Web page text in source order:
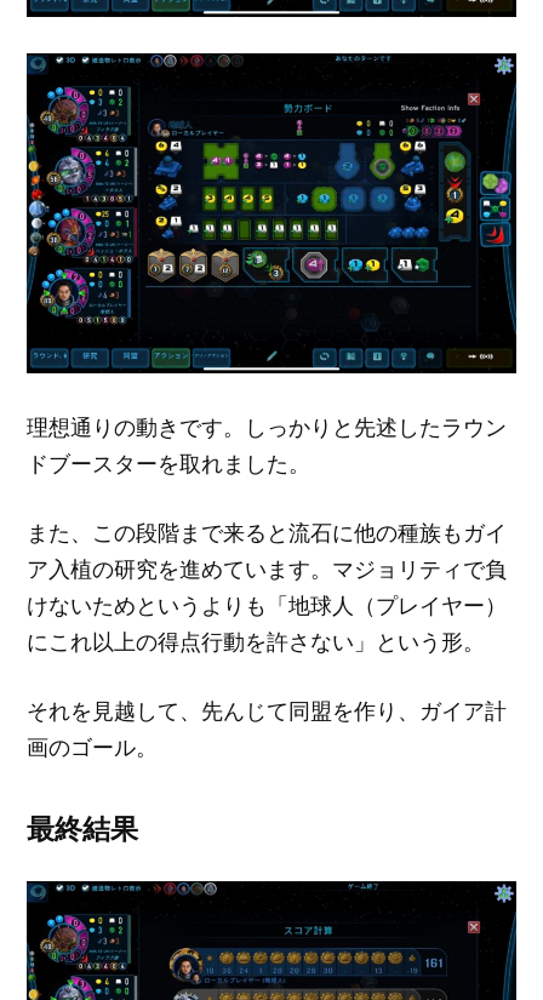
理想通りの動きです。しっかりと先述したラウン
ドブースターを取れました。
また、この段階まで来ると流石に他の種族もガイ
ア入植の研究を進めています。マジョリティで負
けないためというよりも「地球人（プレイヤー）
にこれ以上の得点行動を許さない」という形。
それを見越して、先んじて同盟を作り、ガイア計
画のゴール。
最終結果